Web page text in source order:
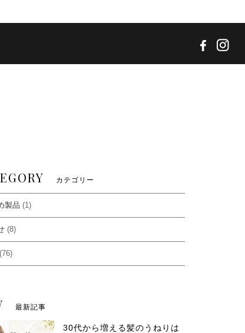
カテゴリー
製品 (1)
(8)
(76)
最新記事
30代から増える髪のうねりは